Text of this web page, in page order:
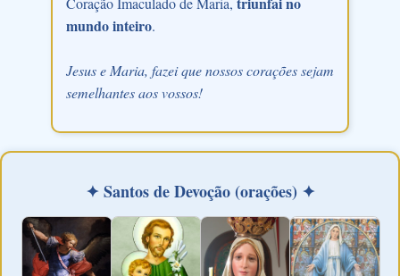
mundo inteiro.
Jesus e Maria, fazei que nossos corações sejam
semelhantes aos vossos!
✦ Santos de Devoção (orações) ✦